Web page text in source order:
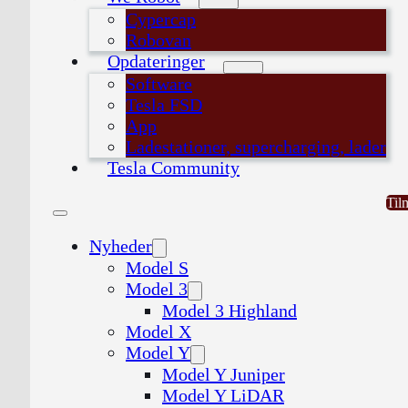
Cypercap
Robovan
Opdateringer
Software
Tesla FSD
App
Ladestationer, supercharging, lader
Tesla Community
Nyheder
Model S
Model 3
Model 3 Highland
Model X
Model Y
Model Y Juniper
Model Y LiDAR